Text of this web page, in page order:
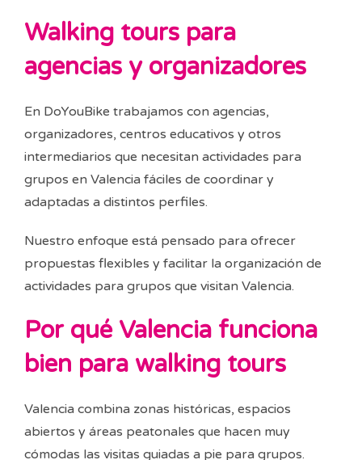
Walking tours para
agencias y organizadores
En DoYouBike trabajamos con agencias,
organizadores, centros educativos y otros
intermediarios que necesitan actividades para
grupos en Valencia fáciles de coordinar y
adaptadas a distintos perfiles.
Nuestro enfoque está pensado para ofrecer
propuestas flexibles y facilitar la organización de
actividades para grupos que visitan Valencia.
Por qué Valencia funciona
bien para walking tours
Valencia combina zonas históricas, espacios
abiertos y áreas peatonales que hacen muy
cómodas las visitas guiadas a pie para grupos.